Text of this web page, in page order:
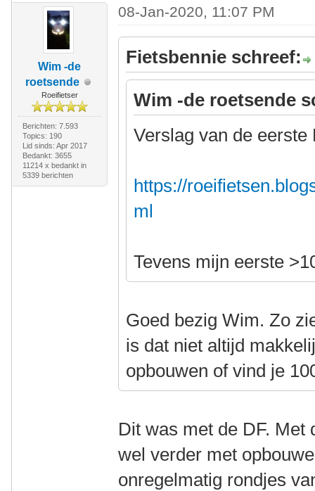
Wim -de
roetsende
Roeifietser
Berichten: 7.593
Topics: 190
Lid sinds: Apr 2017
Bedankt: 3655
11214 x bedankt in
5339 berichten
08-Jan-2020, 11:07 PM
Fietsbennie schreef:
Wim -de roetsende
Verslag van de
https://
ml
Tevens mijn eerste
Goed bezig Wim. Zo
is dat niet altijd
opbouwen of vind je
Dit was met de DF. Met
wel verder met
onregelmatig rondjes